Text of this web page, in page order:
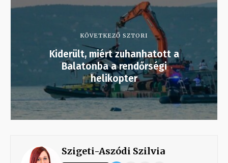
KÖVETKEZŐ SZTORI
Kiderült, miért zuhanhatott a
Balatonba a rendőrségi
helikopter
Szigeti-Aszódi Szilvia